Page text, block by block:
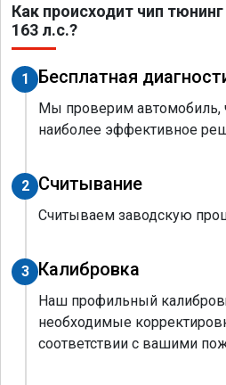
Как происходит чип тюнинг
163 л.с.?
1 Бесплатная
Мы проверим автомобиль,
наиболее эффективное
2 Считывание
Считываем заводскую
3 Калибровка
Наш профильный
необходимые
соответствии с вашими